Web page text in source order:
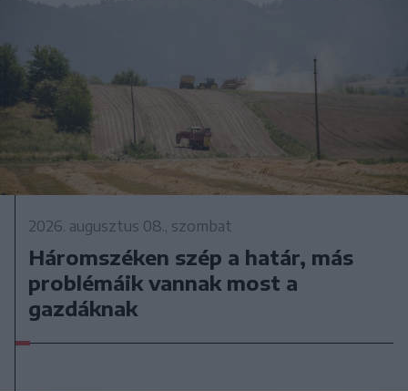
2026. augusztus 08., szombat
Háromszéken szép a határ, más
problémáik vannak most a
gazdáknak